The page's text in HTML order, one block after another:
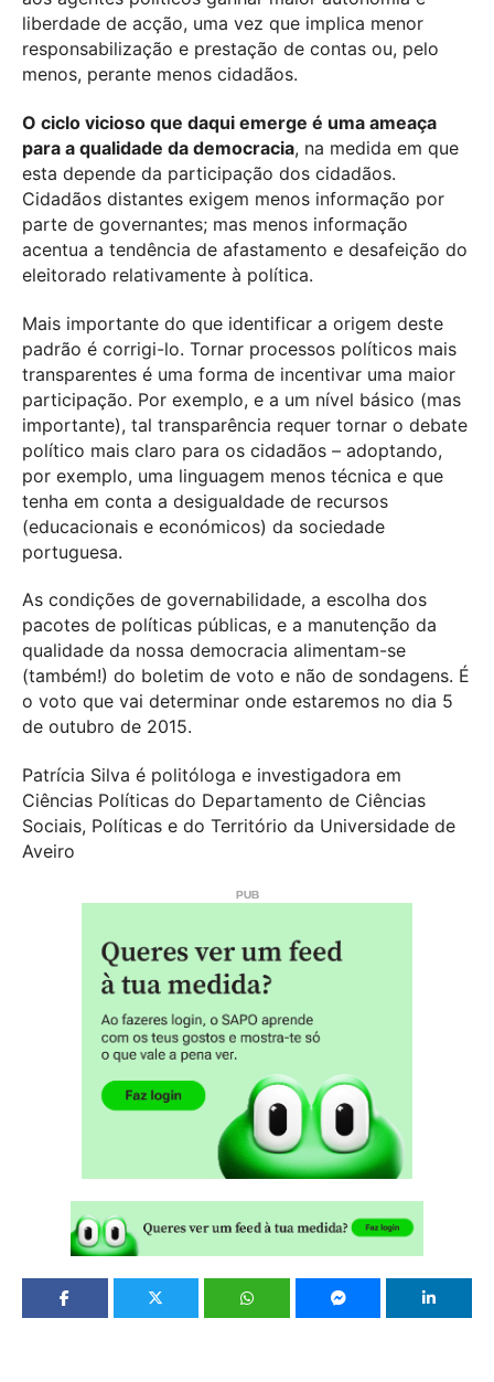
liberdade de acção, uma vez que implica menor
responsabilização e prestação de contas ou, pelo
menos, perante menos cidadãos.
O ciclo vicioso que daqui emerge é uma ameaça
para a qualidade da democracia, na medida em que
esta depende da participação dos cidadãos.
Cidadãos distantes exigem menos informação por
parte de governantes; mas menos informação
acentua a tendência de afastamento e desafeição do
eleitorado relativamente à política.
Mais importante do que identificar a origem deste
padrão é corrigi-lo. Tornar processos políticos mais
transparentes é uma forma de incentivar uma maior
participação. Por exemplo, e a um nível básico (mas
importante), tal transparência requer tornar o debate
político mais claro para os cidadãos – adoptando,
por exemplo, uma linguagem menos técnica e que
tenha em conta a desigualdade de recursos
(educacionais e económicos) da sociedade
portuguesa.
As condições de governabilidade, a escolha dos
pacotes de políticas públicas, e a manutenção da
qualidade da nossa democracia alimentam-se
(também!) do boletim de voto e não de sondagens. É
o voto que vai determinar onde estaremos no dia 5
de outubro de 2015.
Patrícia Silva é politóloga e investigadora em
Ciências Políticas do Departamento de Ciências
Sociais, Políticas e do Território da Universidade de
Aveiro